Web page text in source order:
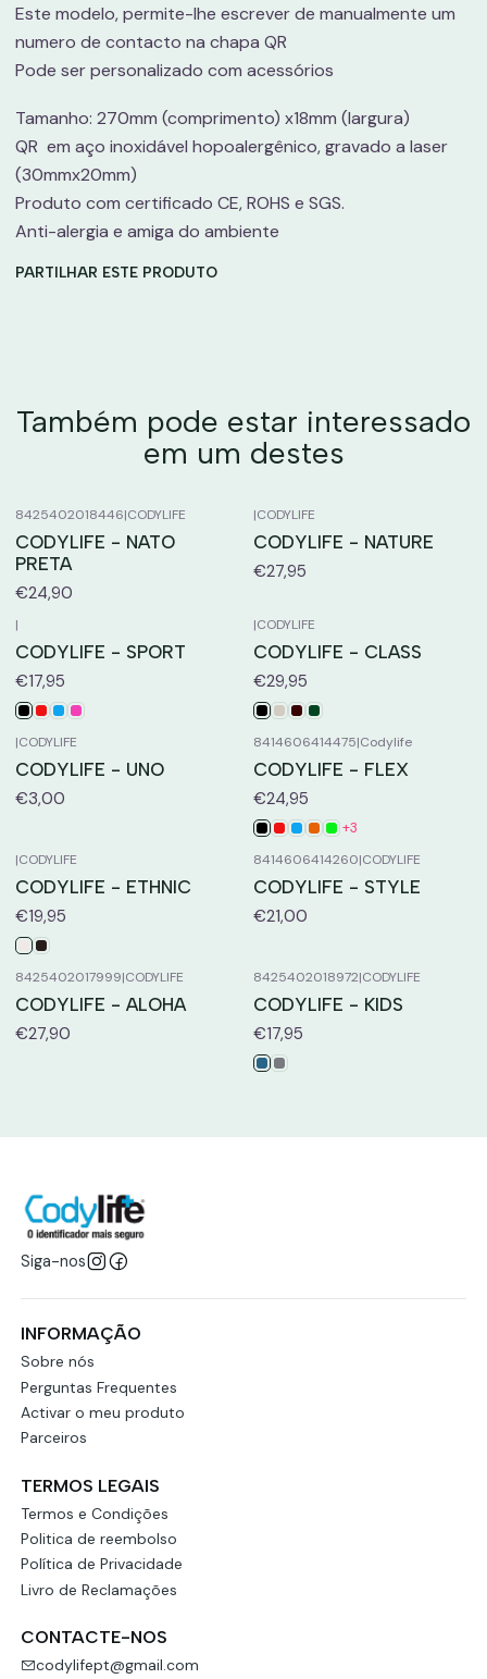
Este modelo, permite-lhe escrever de manualmente um
numero de contacto na chapa QR
Pode ser personalizado com acessórios
Tamanho: 270mm (comprimento) x18mm (largura)
QR em aço inoxidável hopoalergênico, gravado a laser
(30mmx20mm)
Produto com certificado CE, ROHS e SGS.
Anti-alergia e amiga do ambiente
PARTILHAR ESTE PRODUTO
Também pode estar interessado
em um destes
8425402018446|CODYLIFE
CODYLIFE - NATO
PRETA
€24,90
|CODYLIFE
CODYLIFE - NATURE
€27,95
|
CODYLIFE - SPORT
€17,95
|CODYLIFE
CODYLIFE - CLASS
€29,95
|CODYLIFE
CODYLIFE - UNO
€3,00
8414606414475|Codylife
CODYLIFE - FLEX
€24,95
+3
|CODYLIFE
CODYLIFE - ETHNIC
€19,95
8414606414260|CODYLIFE
CODYLIFE - STYLE
€21,00
8425402017999|CODYLIFE
CODYLIFE - ALOHA
€27,90
8425402018972|CODYLIFE
CODYLIFE - KIDS
€17,95
Siga-nos
INFORMAÇÃO
Sobre nós
Perguntas Frequentes
Activar o meu produto
Parceiros
TERMOS LEGAIS
Termos e Condições
Politica de reembolso
Política de Privacidade
Livro de Reclamações
CONTACTE-NOS
codylifept@gmail.com